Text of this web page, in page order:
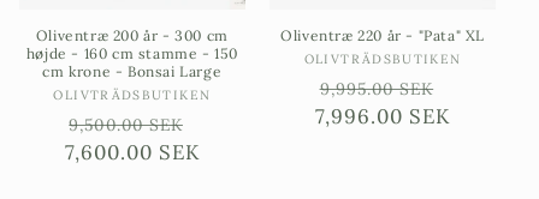
Oliventræ 200 år - 300 cm
højde - 160 cm stamme - 150
cm krone - Bonsai Large
Sælgere:
OLIVTRÄDSBUTIKEN
Ordinarie
pris
9,500.00 SEK
Försäljningspris
7,600.00 SEK
Oliventræ 220 år - "Pata" XL
Sælgere:
OLIVTRÄDSBUTIKEN
Ordinarie
pris
9,995.00 SEK
7,996.00 SEK